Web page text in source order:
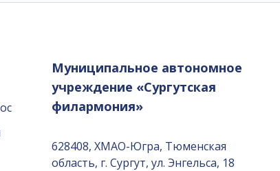
Муниципальное автономное
учреждение «Сургутская
филармония»
628408, ХМАО-Югра, Тюменская
область, г. Сургут, ул. Энгельса, 18